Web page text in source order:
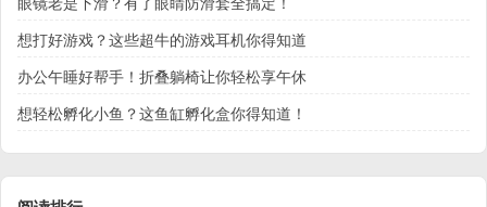
眼镜老是下滑？有了眼睛防滑套全搞定！
想打好游戏？这些超牛的游戏耳机你得知道
办公午睡好帮手！折叠躺椅让你轻松享午休
想轻松孵化小鱼？这鱼缸孵化盒你得知道！